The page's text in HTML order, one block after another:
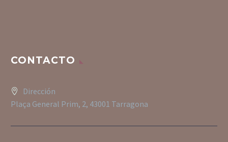
CONTACTO
Dirección
Plaça General Prim, 2, 43001 Tarragona